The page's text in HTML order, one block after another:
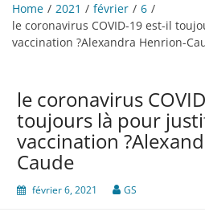
Home 2021 février
6
le coronavirus COVID-19 est-il
vaccination ?Alexandra Henrion-
le coronavirus
toujours là pour
vaccination
Caude
février 6, 2021 GS